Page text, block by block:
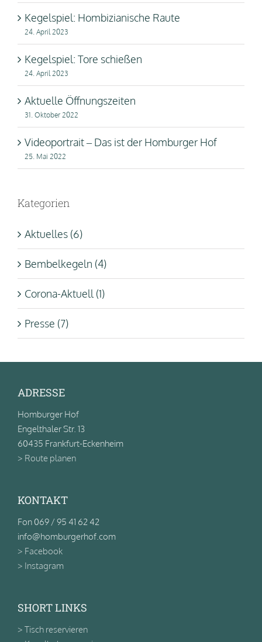
Kegelspiel: Hombizianische Raute
24. April 2023
Kegelspiel: Tore schießen
24. April 2023
Aktuelle Öffnungszeiten
31. Oktober 2022
Videoportrait – Das ist der Homburger Hof
25. Mai 2022
Kategorien
Aktuelles (6)
Bembelkegeln (4)
Corona-Aktuell (1)
Presse (7)
ADRESSE
Homburger Hof
Engelthaler Str. 13
60435 Frankfurt-Eckenheim
> Route planen
KONTAKT
Fon 069 / 95 41 62 42
info@homburgerhof.com
> Facebook
> Instagram
SHORT LINKS
> Tisch reservieren